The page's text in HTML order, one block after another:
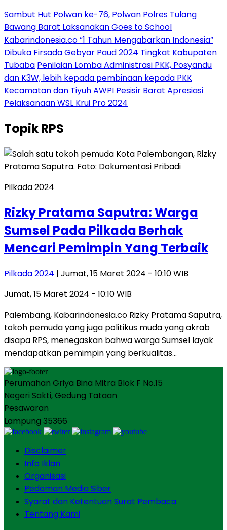
Sambut Hut Polwan ke-76, Polwan Polres Tulang
Bawang Barat Laksanakan Goes to School
Kabarindonesia.co “1 Tahun Mengabarkan Indonesia”
Dibuka Firsada Gebyar Paud 2024 Tingkat Kabupaten
Tubaba Penilaian Lomba Administrasi PKK, Posyandu
dan K3W, lebih kepada pembinaan kepada PKK
Kecamatan dan TiyuhAWPI Pesisir Barat Apresiasi
Pelaksanaan WSL Krui Pro 2024
TopikRPS
Pilkada 2024
Rizky Pratama Saputra: Warga
Sumsel Pada Pilkada Berhak
Mencari Pemimpin Yang Terbaik
Pilkada 2024 | Jumat, 15 Maret 2024 - 10:10 WIB
Jumat, 15 Maret 2024 - 10:10 WIB
Palembang, Kabarindonesia.co Rizky Pratama Saputra,
tokoh pemuda yang juga politikus muda yang akrab
disapa RPS, menegaskan bahwa warga Sumsel layak
mendapatkan pemimpin yang berkualitas…
Perumahan Griya Bina Mitra Blok F No.15
Negeri Sakti, Gedung Tataan
Pesawaran
Lampung 35366
Disclaimer
Info Iklan
Organisasi
Pedoman Media Siber
Syarat dan Ketentuan Surat Pembaca
Tentang Kami